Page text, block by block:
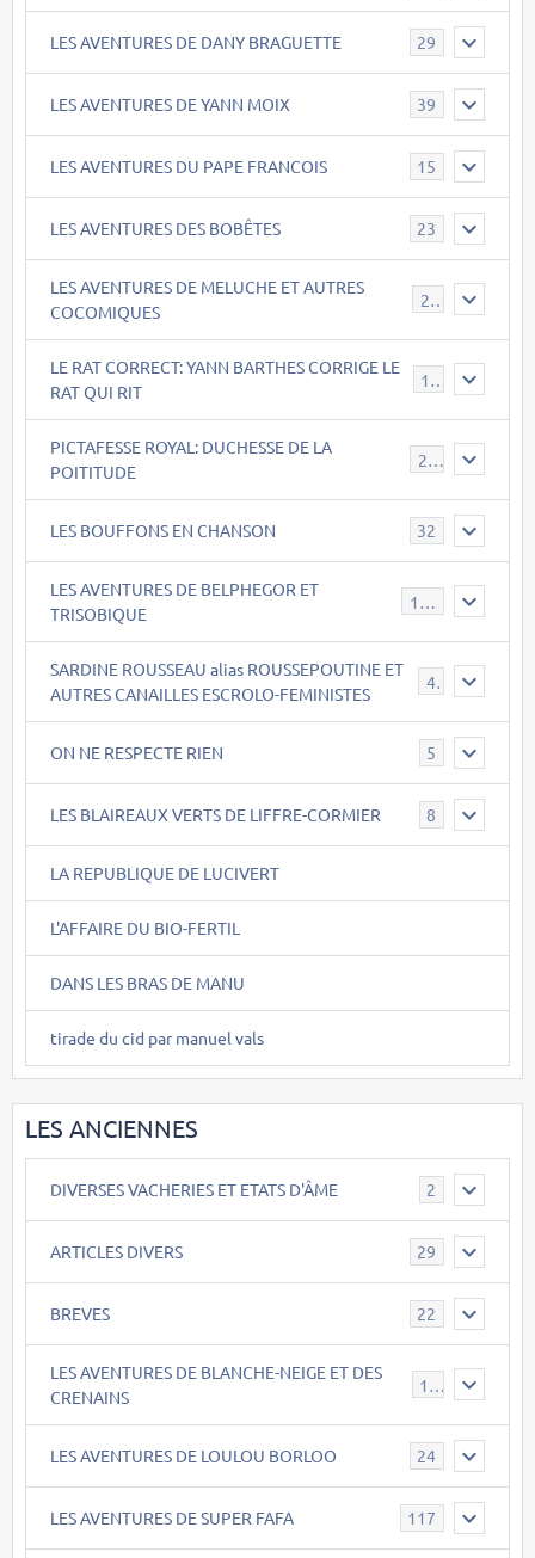
LES AVENTURES DE DANY BRAGUETTE 29
LES AVENTURES DE YANN MOIX 39
LES AVENTURES DU PAPE FRANCOIS 15
LES AVENTURES DES BOBÊTES 23
LES AVENTURES DE MELUCHE ET AUTRES
COCOMIQUES
22
LE RAT CORRECT: YANN BARTHES CORRIGE LE
RAT QUI RIT
15
PICTAFESSE ROYAL: DUCHESSE DE LA
POITITUDE
23
LES BOUFFONS EN CHANSON 32
LES AVENTURES DE BELPHEGOR ET
TRISOBIQUE
147
SARDINE ROUSSEAU alias ROUSSEPOUTINE ET
AUTRES CANAILLES ESCROLO-FEMINISTES
40
ON NE RESPECTE RIEN 5
LES BLAIREAUX VERTS DE LIFFRE-CORMIER 8
LA REPUBLIQUE DE LUCIVERT
L'AFFAIRE DU BIO-FERTIL
DANS LES BRAS DE MANU
tirade du cid par manuel vals
LES ANCIENNES
DIVERSES VACHERIES ET ETATS D'ÂME 2
ARTICLES DIVERS 29
BREVES 22
LES AVENTURES DE BLANCHE-NEIGE ET DES
CRENAINS
17
LES AVENTURES DE LOULOU BORLOO 24
LES AVENTURES DE SUPER FAFA 117